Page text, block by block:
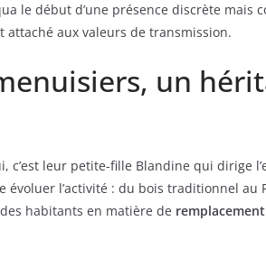
le début d’une présence discrète mais
aux valeurs de transmission.
un
c’est leur petite-fille Blandine qui dirige
l’activité : du bois traditionnel au
habitants en matière de